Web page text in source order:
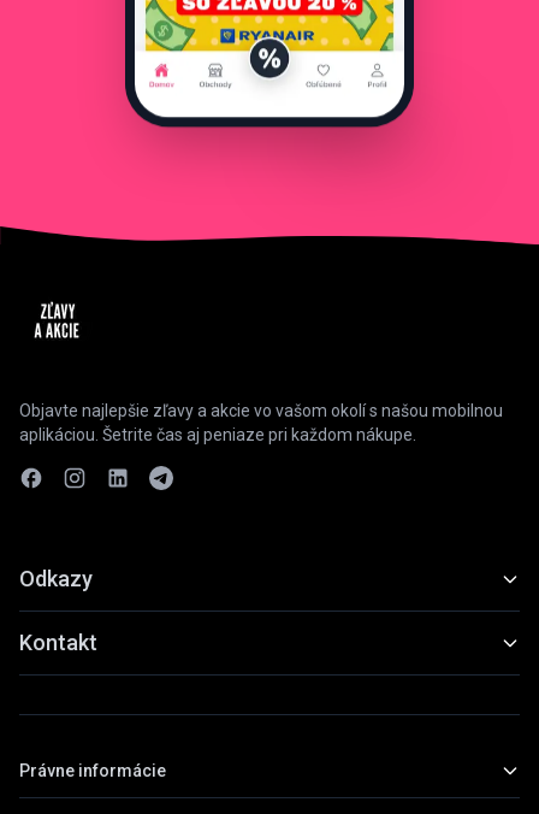
Objavte najlepšie zľavy a akcie vo vašom okolí s našou mobilnou
aplikáciou. Šetrite čas aj peniaze pri každom nákupe.
Odkazy
Funkcie
Ukážky
Stiahnuť
Kontakt
Praha, Česká republika
Právne informácie